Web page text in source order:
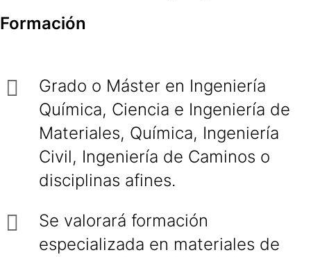
Formación
Grado o Máster en Ingeniería
Química, Ciencia e Ingeniería de
Materiales, Química, Ingeniería
Civil, Ingeniería de Caminos o
disciplinas afines.
Se valorará formación
especializada en materiales de